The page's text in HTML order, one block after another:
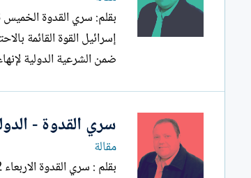
إسرائيل القوة القائمة
ضمن الشرعية الدولية
سري القدوة -
مقالة